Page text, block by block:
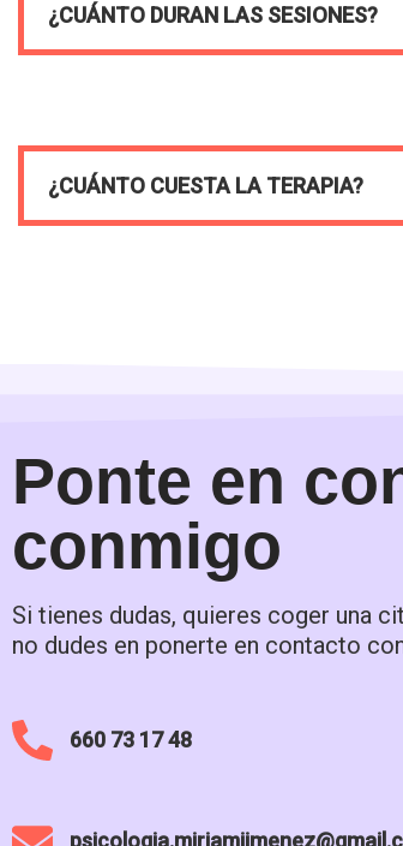
¿CUÁNTO DURAN LAS SESIONES?
¿CUÁNTO CUESTA LA TERAPIA?
Ponte en
conmigo
Si tienes dudas, quieres coger una
no dudes en ponerte en contacto
660 73 17 48